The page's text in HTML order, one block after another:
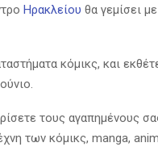
Ηρακλείου θα γεμίσει
κόμικς, και
τους αγαπημένους
των κόμικς, manga,